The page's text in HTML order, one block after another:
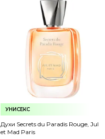
УНИСЕКС
Духи Secrets du Paradis Rouge, Jul
et Mad Paris